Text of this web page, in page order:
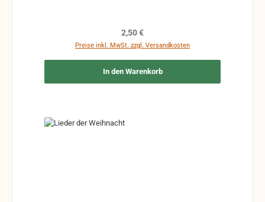
Regulärer Preis:
2,50 €
Preise inkl. MwSt. zzgl. Versandkosten
In den Warenkorb